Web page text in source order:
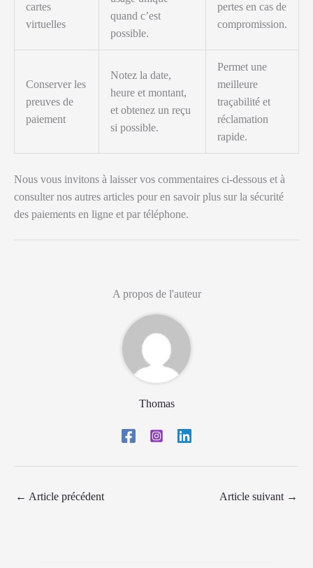
cartes
virtuelles
quand c’est
possible.
pertes en cas de
compromission.
Conserver les
preuves de
paiement
Notez la date,
heure et montant,
et obtenez un reçu
si possible.
Permet une
meilleure
traçabilité et
réclamation
rapide.
Nous vous invitons à laisser vos commentaires ci-dessous et à
consulter nos autres articles pour en savoir plus sur la sécurité
des paiements en ligne et par téléphone.
A propos de l'auteur
Thomas
← Article précédent Article suivant →